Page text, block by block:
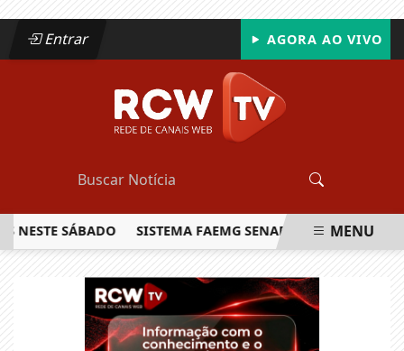
Entrar AGORA AO VIVO
SÁBADO SISTEMA FAEMG SENAR LANÇA O PRIMEIRO
MENU